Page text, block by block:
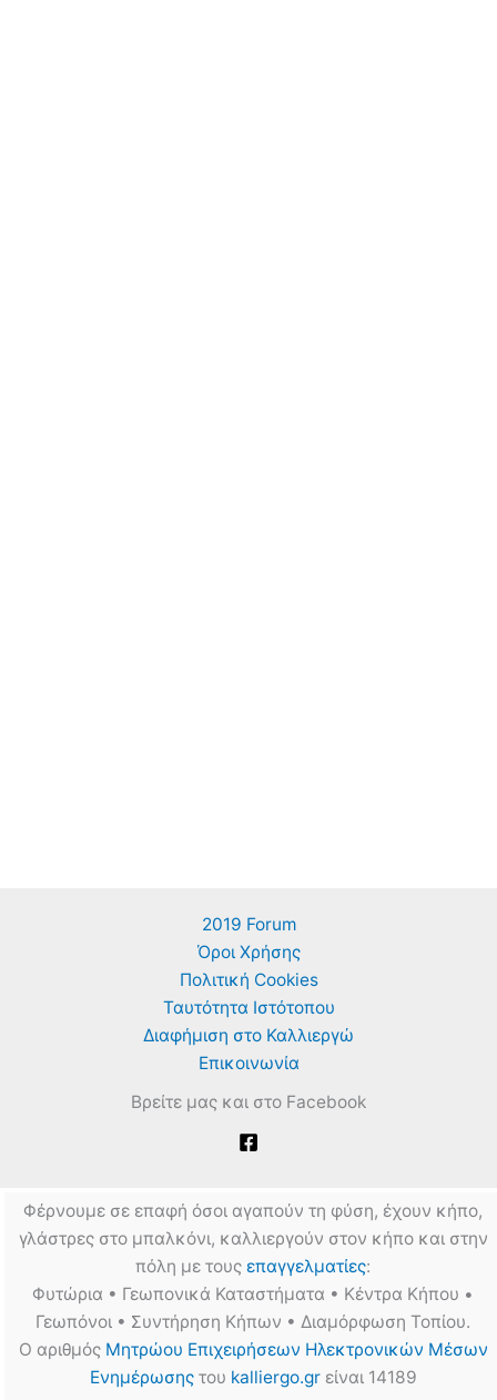
2019 Forum
Όροι Χρήσης
Πολιτική Cookies
Ταυτότητα Ιστότοπου
Διαφήμιση στο Καλλιεργώ
Επικοινωνία
Βρείτε μας και στο Facebook
Φέρνουμε σε επαφή όσοι αγαπούν τη φύση, έχουν κήπο,
γλάστρες στο μπαλκόνι, καλλιεργούν στον κήπο και στην
πόλη με τους επαγγελματίες:
Φυτώρια • Γεωπονικά Καταστήματα • Κέντρα Κήπου •
Γεωπόνοι • Συντήρηση Κήπων • Διαμόρφωση Τοπίου.
Ο αριθμός Μητρώου Επιχειρήσεων Ηλεκτρονικών Μέσων
Ενημέρωσηςτου kalliergo.grείναι 14189